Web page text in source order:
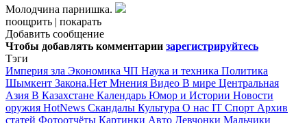
Молодчина парнишка.
поощрить | покарать
Добавить сообщение
Чтобы добавлять комментарии зарeгиcтрирyйтeсь
Тэги
Империя зла Экономика ЧП Наука и техника Политика
Шымкент Закона.Нет Мнения Видео В мире Центральная
Азия В Казахстане Календарь Юмор и Истории Новости
оружия HotNews Скандалы Культура О нас IT Спорт Архив
статей Фотоотчёты Картинки Авто Девчонки Мальчики